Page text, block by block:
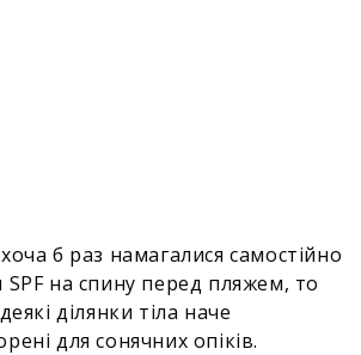
б раз намагалися самостійно
SPF на спину перед пляжем, то
ділянки тіла наче
для сонячних опіків.